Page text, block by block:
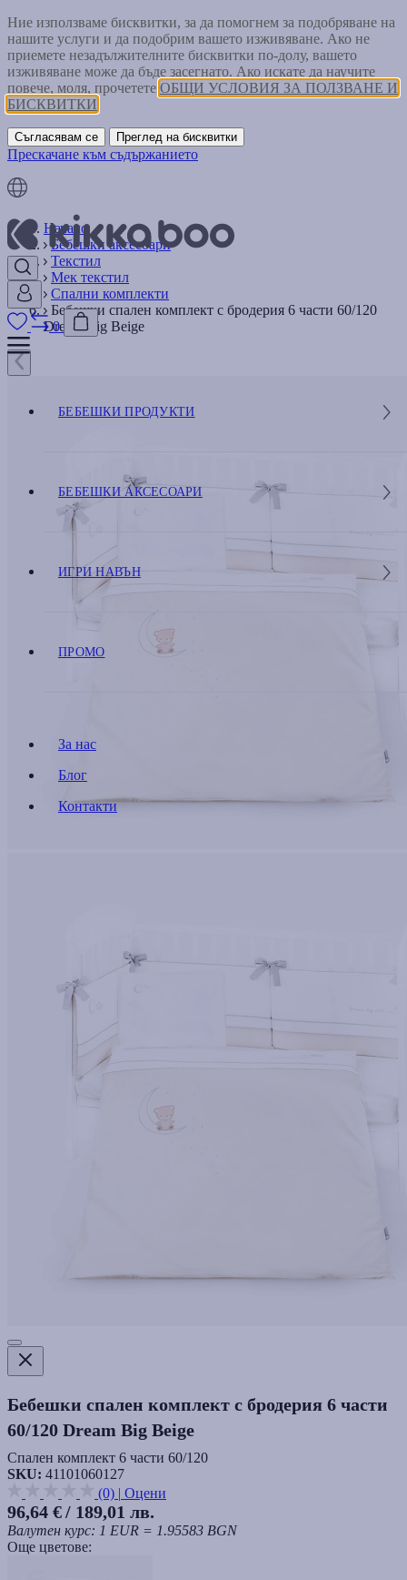
Ние използваме бисквитки, за да помогнем за подобряване на
нашите услуги и да подобрим вашето изживяване. Ако не
приемете незадължителните бисквитки по-долу, вашето
изживяване може да бъде засегнато. Ако искате да научите
повече, моля, прочетете ОБЩИ УСЛОВИЯ ЗА ПОЛЗВАНЕ И
БИСКВИТКИ
Съгласявам се Преглед на бисквитки
Прескачане към съдържанието
0
БЕБЕШКИ ПРОДУКТИ
БЕБЕШКИ АКСЕСОАРИ
ИГРИ НАВЪН
ПРОМО
За нас
Блог
Контакти
Начало
Бебешки аксесоари
Текстил
Мек текстил
Спални комплекти
Бебешки спален комплект с бродерия 6 части 60/120
Dream Big Beige
Бебешки спален комплект с бродерия 6 части
60/120 Dream Big Beige
Спален комплект 6 части 60/120
SKU: 41101060127
(0) | Оцени
96,64 €/ 189,01 лв.
Валутен курс: 1 EUR = 1.95583 BGN
Още цветове: